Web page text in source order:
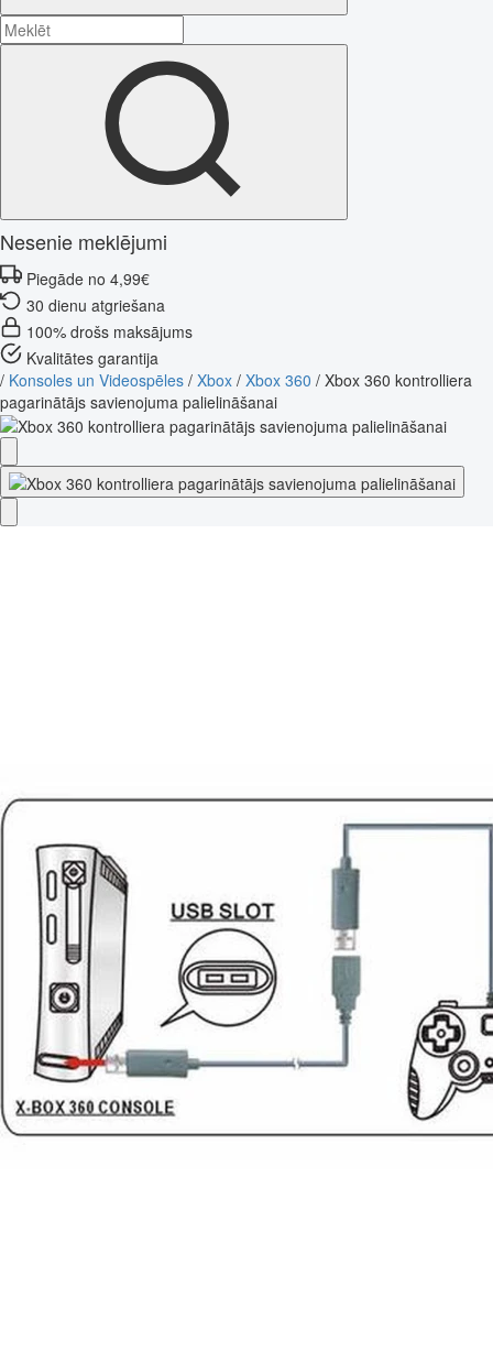
Nesenie meklējumi
Piegāde no 4,99€
30 dienu atgriešana
100% drošs maksājums
Kvalitātes garantija
/ Konsoles un Videospēles / Xbox / Xbox 360 / Xbox 360 kontrolliera
pagarinātājs savienojuma palielināšanai